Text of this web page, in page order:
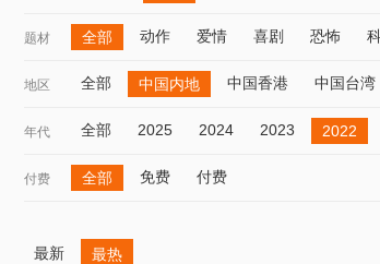
题材 全部 动作 爱情 喜剧 恐怖
地区 全部 中国内地 中国香港 中国台湾
年代 全部 2025 2024 2023 2022
付费 全部 免费 付费
最新 最热